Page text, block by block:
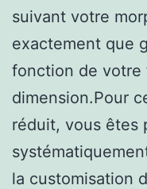
suivant votre
exactement que
fonction de votre
dimension.Pour
réduit, vous êtes
la customisation